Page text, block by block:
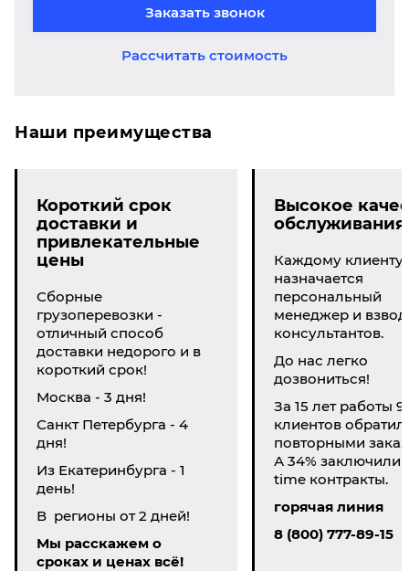
Заказать звонок
Рассчитать стоимость
Наши преимущества
Короткий срок
доставки и
привлекательные
цены
Сборные
грузоперевозки -
отличный способ
доставки недорого и в
короткий срок!
Москва - 3 дня!
Санкт Петербурга - 4
дня!
Из Екатеринбурга - 1
день!
В регионы от 2 дней!
Мы расскажем о
сроках и ценах всё!
Высокое
обслуживания
Каждому клиенту
назначается
персональный
менеджер и взвод
консультантов.
До нас легко
дозвониться!
За 15 лет работы
клиентов
повторными
А 34% заключили
time контракты.
горячая линия
8 (800) 777-89-15